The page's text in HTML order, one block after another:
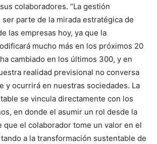
colaboradores. “La gestión
parte de la mirada estratégica de
las empresas hoy, ya que la
mucho más en los próximos 20
cambiado en los últimos 300, y en
realidad previsional no conversa
y ocurrirá en nuestras sociedades. La
se vincula directamente con los
en donde el asumir un rol desde la
que el colaborador tome un valor en el
a la transformación sustentable de